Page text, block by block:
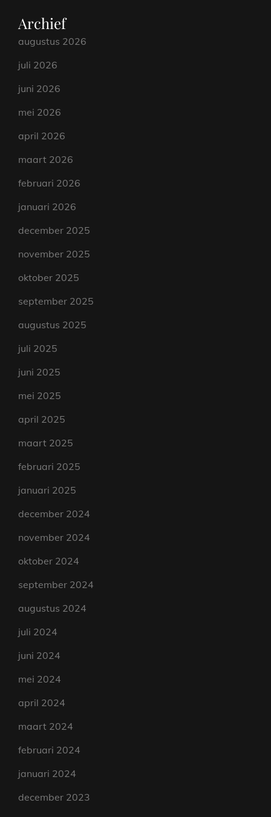
Archief
augustus 2026
juli 2026
juni 2026
mei 2026
april 2026
maart 2026
februari 2026
januari 2026
december 2025
november 2025
oktober 2025
september 2025
augustus 2025
juli 2025
juni 2025
mei 2025
april 2025
maart 2025
februari 2025
januari 2025
december 2024
november 2024
oktober 2024
september 2024
augustus 2024
juli 2024
juni 2024
mei 2024
april 2024
maart 2024
februari 2024
januari 2024
december 2023